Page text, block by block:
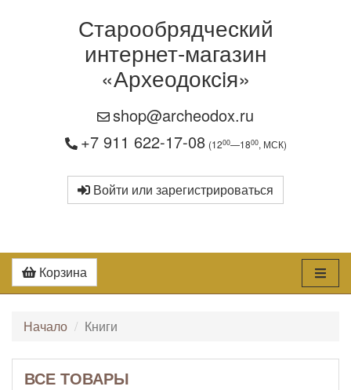
Старообрядческий
интернет-магазин
«Археодоксiя»
shop@archeodox.ru
+7 911 622-17-08 (1200—1800, МСК)
Войти или зарегистрироваться
Корзина
Начало Книги
ВСЕ ТОВАРЫ